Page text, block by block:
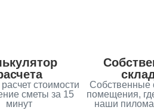
стоимости
сметы за 15
минут
Собственные
помещения,
наши